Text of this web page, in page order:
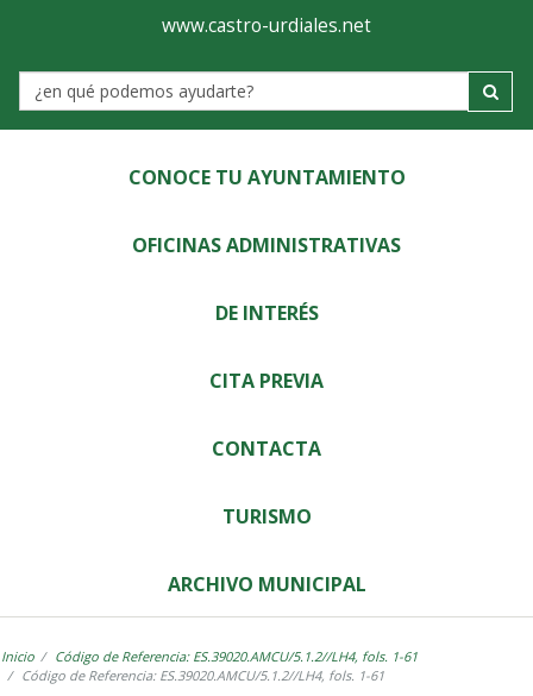
Ayuntamiento
de
Castro-
Urdiales
www.castro-urdiales.net
Label
CONOCE TU AYUNTAMIENTO
OFICINAS ADMINISTRATIVAS
DE INTERÉS
CITA PREVIA
CONTACTA
TURISMO
ARCHIVO MUNICIPAL
Inicio
Código de Referencia: ES.39020.AMCU/5.1.2//LH4, fols. 1-61
Código de Referencia: ES.39020.AMCU/5.1.2//LH4, fols. 1-61